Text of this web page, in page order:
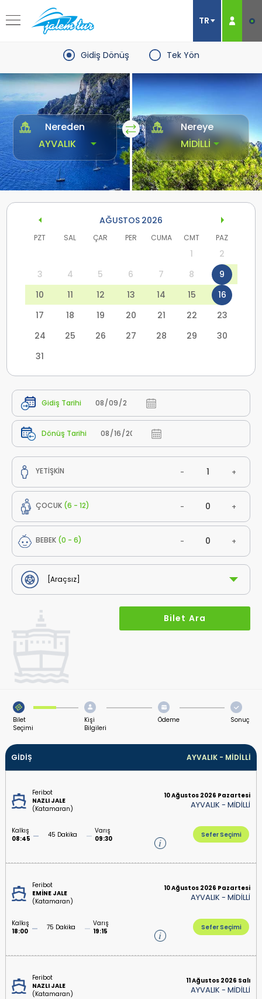
Gidiş Dönüş Tek Yön
Nereden Nereye
AĞUSTOS 2026
PZT SAL ÇAR PER CUMA CMT PAZ
1
2
3
4 5 6 7 8
9
10
11 12 13 14 15
16
17
18 19 20 21 22
23
24
25 26 27 28 29
30
31
Gidiş Tarihi
Dönüş Tarihi
YETİŞKİN - +
ÇOCUK (6 - 12) - +
BEBEK (0 - 6) - +
Bilet
Seçimi
Kişi
Bilgileri
Ödeme Sonuç
GİDİŞ AYVALIK - MİDİLLİ
Feribot
NAZLI JALE
(Katamaran)
10 Ağustos 2026 Pazartesi
AYVALIK -MİDİLLİ
Kalkış
08:45
45 Dakika
Varış
09:30
Sefer Seçimi
Feribot
EMİNE JALE
(Katamaran)
10 Ağustos 2026 Pazartesi
AYVALIK -MİDİLLİ
Kalkış
18:00
75 Dakika
Varış
19:15
Sefer Seçimi
Feribot
NAZLI JALE
(Katamaran)
11 Ağustos 2026 Salı
AYVALIK -MİDİLLİ